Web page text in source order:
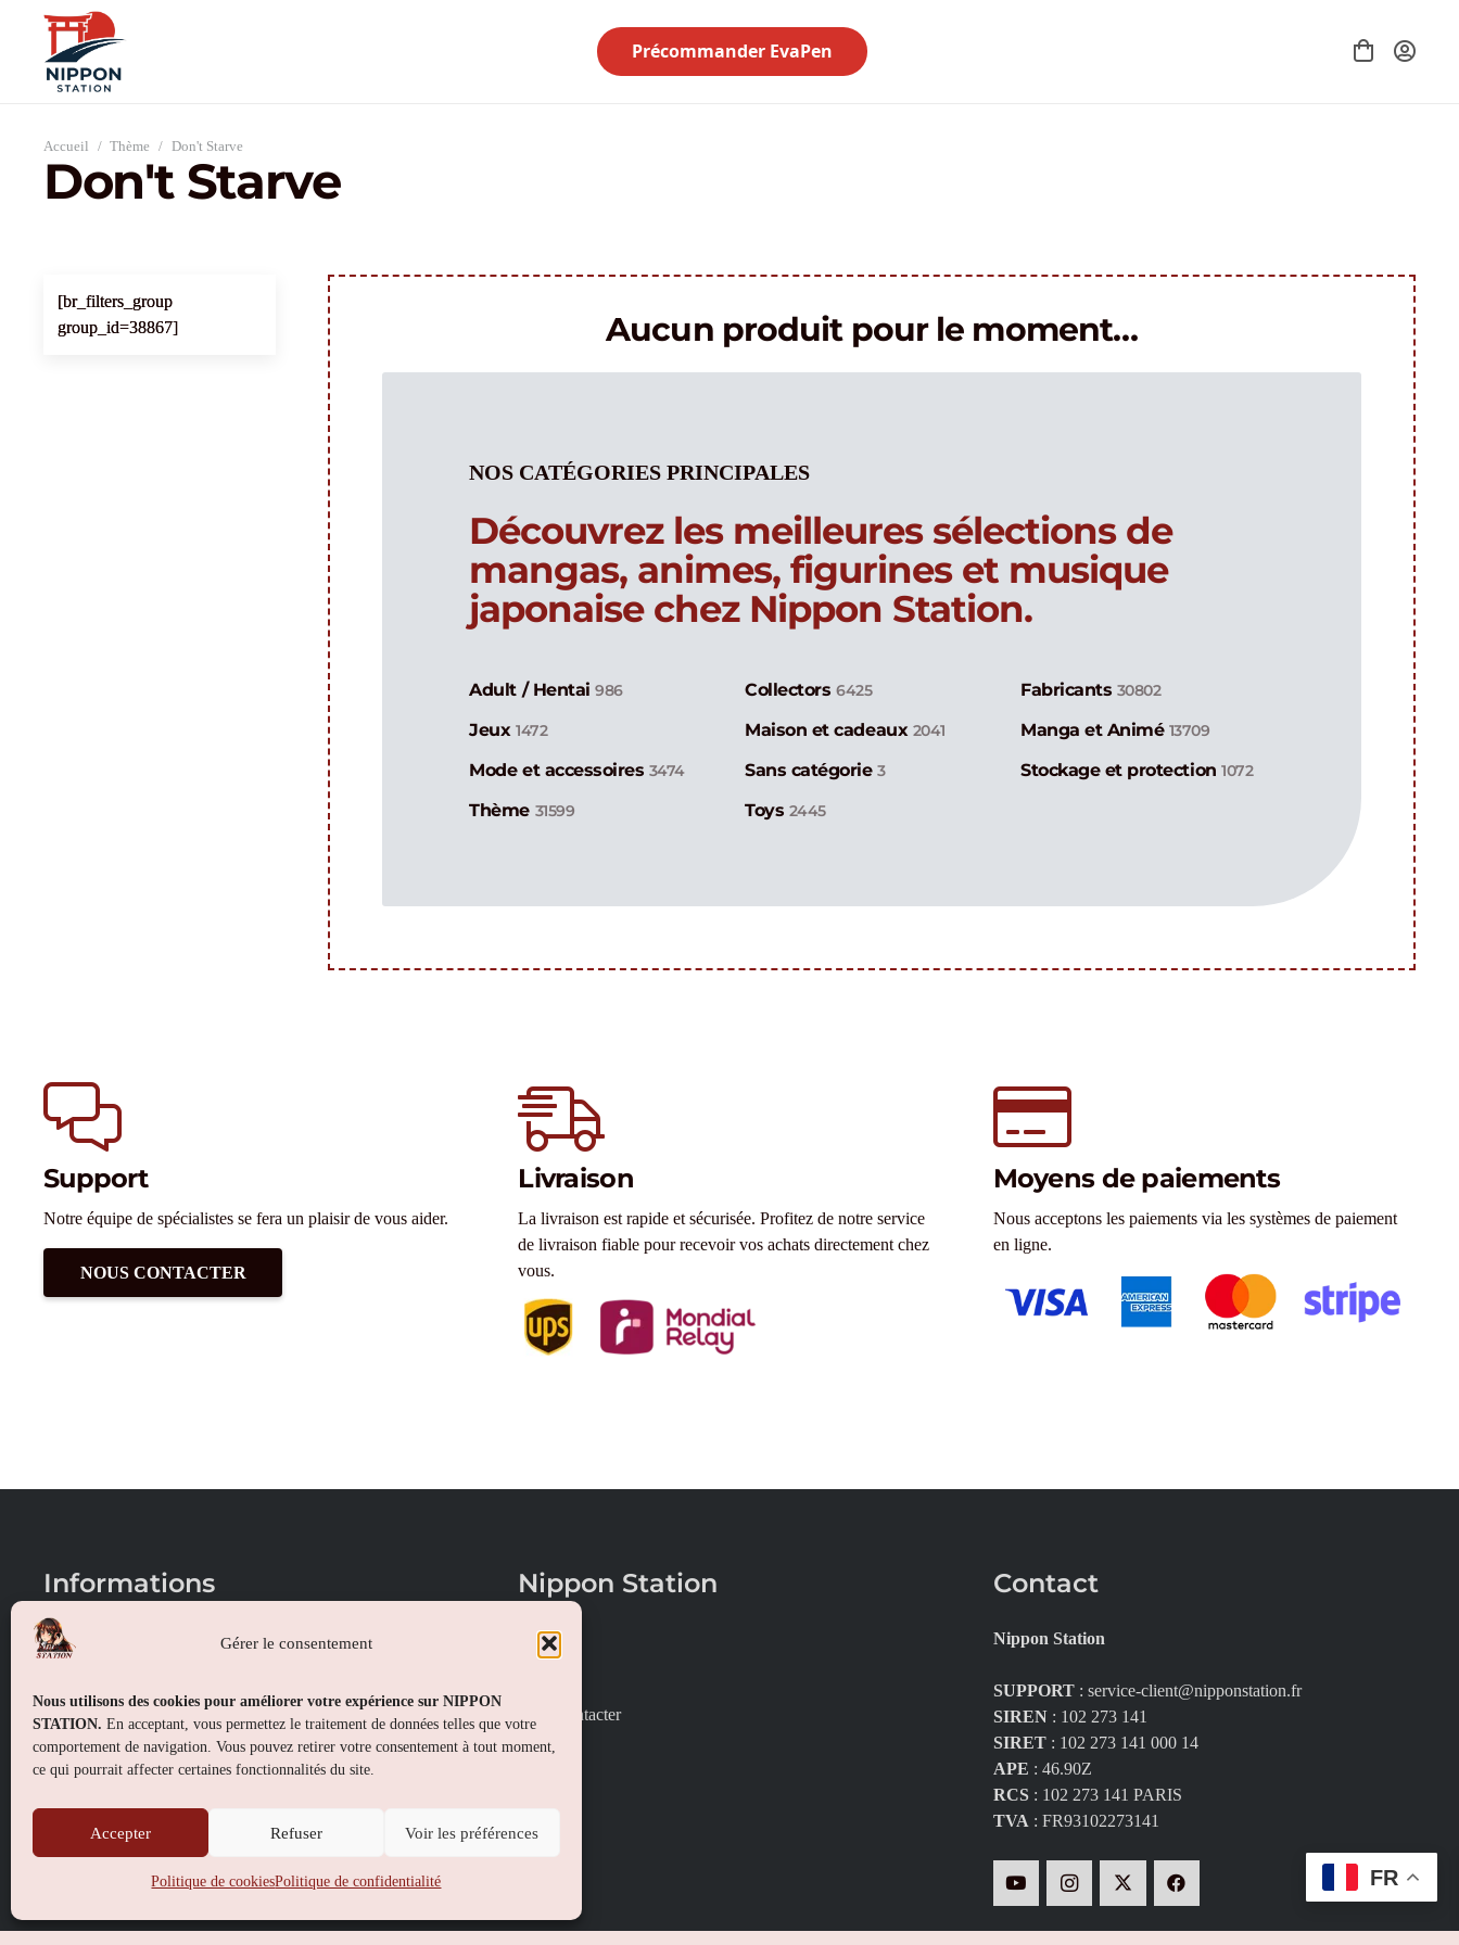
Gérer le consentement
Nous utilisons des cookies pour améliorer votre expérience sur NIPPON
STATION. En acceptant, vous permettez le traitement de données telles que votre
comportement de navigation. Vous pouvez retirer votre consentement à tout moment,
ce qui pourrait affecter certaines fonctionnalités du site.
Accepter Refuser Voir les préférences
Politique de cookiesPolitique de confidentialité
Précommander EvaPen
Accueil / Thème / Don't Starve
Don't Starve
[br_filters_group
group_id=38867]
Aucun produit pour le moment…
NOS CATÉGORIES PRINCIPALES
Découvrez les meilleures sélections de
mangas, animes, figurines et musique
japonaise chez Nippon Station.
Adult / Hentai986 Collectors 6425 Fabricants 30802
Jeux 1472 Maison et cadeaux 2041 Manga et Animé 13709
Mode et accessoires 3474 Sans catégorie3 Stockage et protection1072
Thème 31599 Toys 2445
Support
Notre équipe de spécialistes se fera un plaisir de vous aider.
NOUS CONTACTER
Livraison
La livraison est rapide et sécurisée. Profitez de notre service
de livraison fiable pour recevoir vos achats directement chez
vous.
Moyens de paiements
Nous acceptons les paiements via les systèmes de paiement
en ligne.
Informations
Conditions générales de vente
Politique de confidentialité
Politique de cookies (UE)
Nippon Station
À propos
Nous contacter
Contact
Nippon Station
SUPPORT: service-client@nipponstation.fr
SIREN: 102 273 141
SIRET: 102 273 141 000 14
APE : 46.90Z
RCS: 102 273 141 PARIS
TVA: FR93102273141
FR